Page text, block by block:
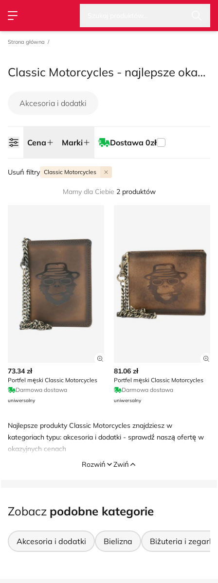
Przełącz menu
Strona główna
Classic Motorcycles - najlepsze okazje na sezon lato 2026
Akcesoria i dodatki
Cena Marki Dostawa 0zł
Usuń filtry Classic Motorcycles
Mamy dla Ciebie 2 produktów
Zobacz szczegóły produktu
73.34 zł
Portfel męski Classic Motorcycles
Darmowa dostawa
uniwersalny
81.06 zł
Portfel męski Classic Motorcycles
Darmowa dostawa
uniwersalny
Najlepsze produkty Classic Motorcycles znajdziesz w
kategoriach typu: akcesoria i dodatki - sprawdź naszą ofertę w
okazyjnych cenach
Rozwiń
Zwiń
Zobacz podobne kategorie
Akcesoria i dodatki Bielizna Biżuteria i zegarki